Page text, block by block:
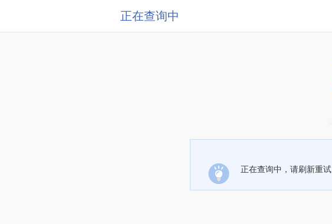
正在查询中
正在查询中，请刷新重试